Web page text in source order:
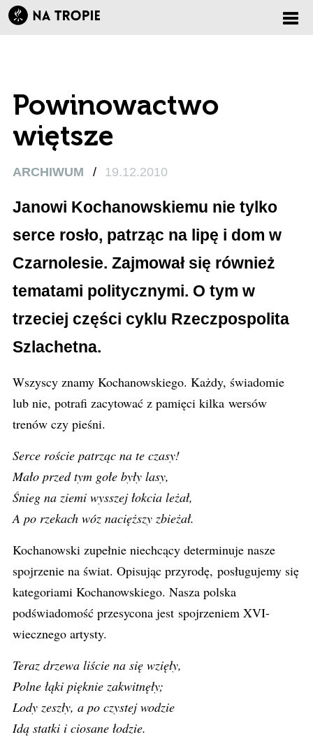
Powinowactwo
więtsze
ARCHIWUM / 19.12.2010
Janowi Kochanowskiemu nie tylko
serce rosło, patrząc na lipę i dom w
Czarnolesie. Zajmował się również
tematami politycznymi. O tym w
trzeciej części cyklu Rzeczpospolita
Szlachetna.
Wszyscy znamy Kochanowskiego. Każdy, świadomie
lub nie, potrafi zacytować z pamięci kilka wersów
trenów czy pieśni.
Serce roście patrząc na te czasy!
Mało przed tym gołe były lasy,
Śnieg na ziemi wysszej łokcia leżał,
A po rzekach wóz nacięższy zbieżał.
Kochanowski zupełnie niechcący determinuje nasze
spojrzenie na świat. Opisując przyrodę, posługujemy się
kategoriami Kochanowskiego. Nasza polska
podświadomość przesycona jest spojrzeniem XVI-
wiecznego artysty.
Teraz drzewa liście na się wzięły,
Polne łąki pięknie zakwitnęły;
Lody zeszły, a po czystej wodzie
Idą statki i ciosane łodzie.